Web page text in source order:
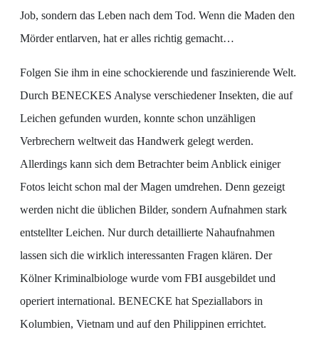
Job, sondern das Leben nach dem Tod. Wenn die Maden den
Mörder entlarven, hat er alles richtig gemacht…
Folgen Sie ihm in eine schockierende und faszinierende Welt.
Durch BENECKES Analyse verschiedener Insekten, die auf
Leichen gefunden wurden, konnte schon unzähligen
Verbrechern weltweit das Handwerk gelegt werden.
Allerdings kann sich dem Betrachter beim Anblick einiger
Fotos leicht schon mal der Magen umdrehen. Denn gezeigt
werden nicht die üblichen Bilder, sondern Aufnahmen stark
entstellter Leichen. Nur durch detaillierte Nahaufnahmen
lassen sich die wirklich interessanten Fragen klären. Der
Kölner Kriminalbiologe wurde vom FBI ausgebildet und
operiert international. BENECKE hat Speziallabors in
Kolumbien, Vietnam und auf den Philippinen errichtet.